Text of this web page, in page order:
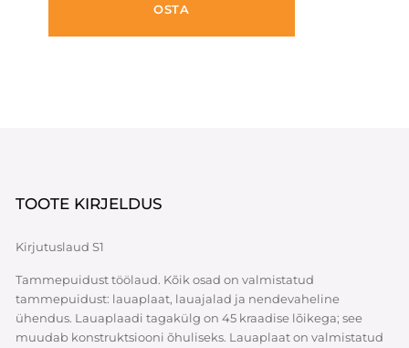
OSTA
TOOTE KIRJELDUS
Kirjutuslaud S1
Tammepuidust töölaud. Kõik osad on valmistatud
tammepuidust: lauaplaat, lauajalad ja nendevaheline
ühendus. Lauaplaadi tagakülg on 45 kraadise lõikega; see
muudab konstruktsiooni õhuliseks. Lauaplaat on valmistatud